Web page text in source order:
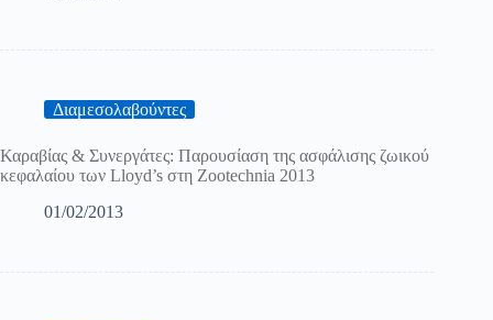
Διαμεσολαβούντες
Καραβίας & Συνεργάτες: Παρουσίαση της ασφάλισης ζωικού
κεφαλαίου των Lloyd’s στη Zootechnia 2013
01/02/2013